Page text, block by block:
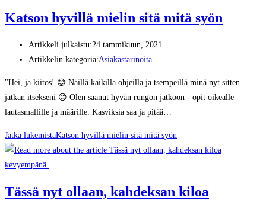
Katson hyvillä mielin sitä mitä syön
Artikkeli julkaistu:24 tammikuun, 2021
Artikkelin kategoria:Asiakastarinoita
"Hei, ja kiitos! 😊 Näillä kaikilla ohjeilla ja tsempeillä minä nyt sitten
jatkan itsekseni 😊 Olen saanut hyvän rungon jatkoon - opit oikealle
lautasmallille ja määrille. Kasviksia saa ja pitää…
Jatka lukemistaKatson hyvillä mielin sitä mitä syön
Tässä nyt ollaan, kahdeksan kiloa